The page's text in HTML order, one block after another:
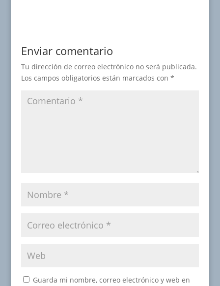
Enviar comentario
Tu dirección de correo electrónico no será publicada.
Los campos obligatorios están marcados con *
Guarda mi nombre, correo electrónico y web en